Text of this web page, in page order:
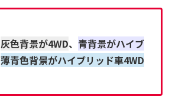
灰色背景が4WD、 青背景がハイブ
薄青色背景がハイブリッド車4WD